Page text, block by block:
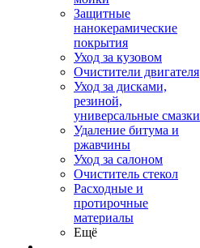
Защитные
нанокерамические
покрытия
Уход за кузовом
Очистители двигателя
Уход за дисками,
резиной,
универсальные смазки
Удаление битума и
ржавчины
Уход за салоном
Очиститель стекол
Расходные и
протирочные
материалы
Ещё